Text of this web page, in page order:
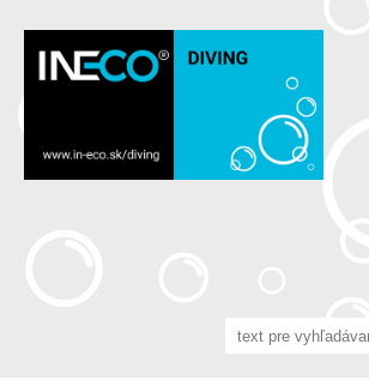
ECO dmychadla, vývěvy, průtokoměry